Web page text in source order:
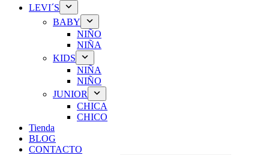
LEVI´S
BABY
NIÑO
NIÑA
KIDS
NIÑA
NIÑO
JUNIOR
CHICA
CHICO
Tienda
BLOG
CONTACTO